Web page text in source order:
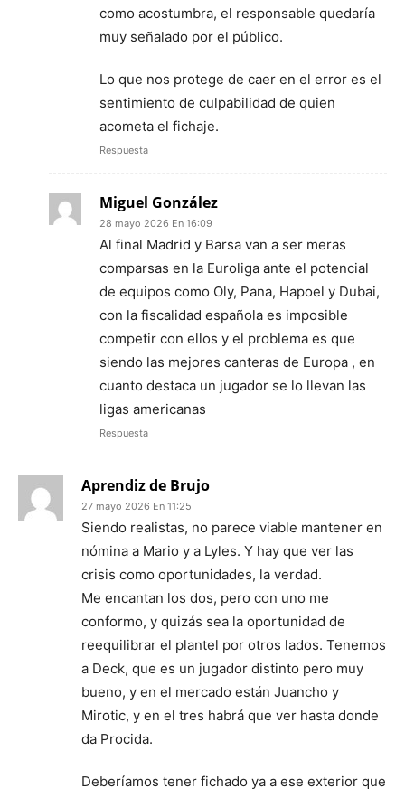
como acostumbra, el responsable quedaría
muy señalado por el público.
Lo que nos protege de caer en el error es el
sentimiento de culpabilidad de quien
acometa el fichaje.
Respuesta
Miguel González
28 mayo 2026 En 16:09
Al final Madrid y Barsa van a ser meras
comparsas en la Euroliga ante el potencial
de equipos como Oly, Pana, Hapoel y Dubai,
con la fiscalidad española es imposible
competir con ellos y el problema es que
siendo las mejores canteras de Europa , en
cuanto destaca un jugador se lo llevan las
ligas americanas
Respuesta
Aprendiz de Brujo
27 mayo 2026 En 11:25
Siendo realistas, no parece viable mantener en
nómina a Mario y a Lyles. Y hay que ver las
crisis como oportunidades, la verdad.
Me encantan los dos, pero con uno me
conformo, y quizás sea la oportunidad de
reequilibrar el plantel por otros lados. Tenemos
a Deck, que es un jugador distinto pero muy
bueno, y en el mercado están Juancho y
Mirotic, y en el tres habrá que ver hasta donde
da Procida.
Deberíamos tener fichado ya a ese exterior que